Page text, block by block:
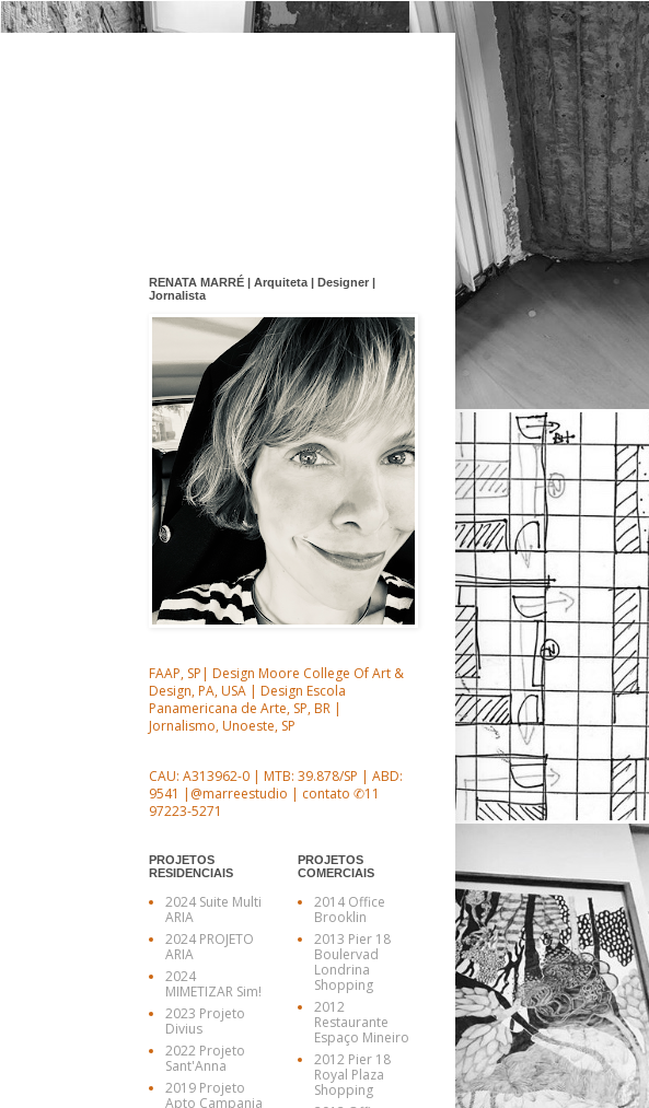
RENATA MARRÉ | Arquiteta | Designer |
Jornalista
FAAP, SP| Design Moore College Of Art &
Design, PA, USA | Design Escola
Panamericana de Arte, SP, BR |
Jornalismo, Unoeste, SP
CAU: A313962-0 | MTB: 39.878/SP | ABD:
9541 |@marreestudio | contato ✆11
97223-5271
PROJETOS
RESIDENCIAIS
2024 Suite Multi
ARIA
2024 PROJETO
ARIA
2024
MIMETIZAR Sim!
2023 Projeto
Divius
2022 Projeto
Sant'Anna
2019 Projeto
Apto Campania
PROJETOS
COMERCIAIS
2014 Office
Brooklin
2013 Pier 18
Boulervad
Londrina
Shopping
2012
Restaurante
Espaço Mineiro
2012 Pier 18
Royal Plaza
Shopping